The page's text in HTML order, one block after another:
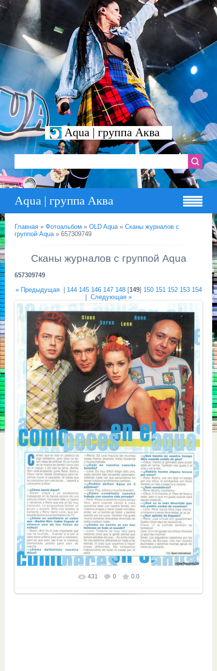
Aqua | группа Аква
Aqua | группа Аква
Главная » Фотоальбом » OLD Aqua» Сканы журналов с
группой Aqua» 657309749
Сканы журналов с группой Aqua
657309749
« Предыдущая| 144 145 146 147 148[149] 150 151 152 153 154
Следующая »
Размер фотографии: 809x1161
431 0 0.0